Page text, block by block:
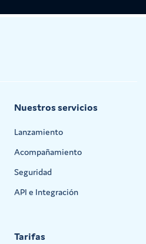
Nuestros servicios
Lanzamiento
Acompañamiento
Seguridad
API e Integración
Tarifas